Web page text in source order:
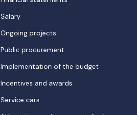
Salary
Ongoing projects
Public procurement
Implementation of the budget
Incentives and awards
Service cars